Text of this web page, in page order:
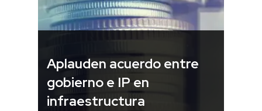
Aplauden acuerdo entre
gobierno e IP en
infraestructura